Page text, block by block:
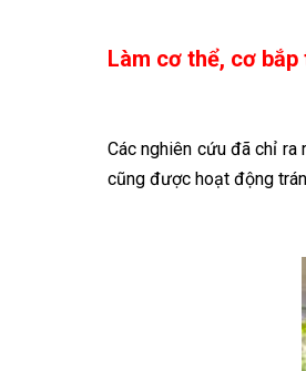
THIẾT BỊ PHÒNG GYM
IMPULSE FITNESS
CỎ NHÂN TẠO
Làm cơ thể, cơ bắp
Các nghiên cứu đã chỉ
cũng được hoạt động